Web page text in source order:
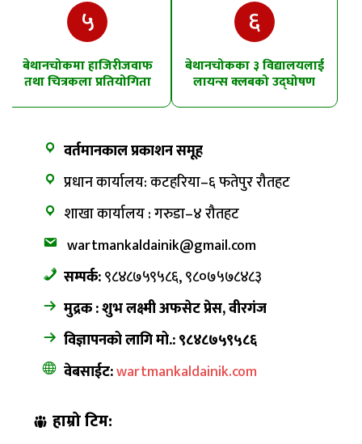
५
बेथानचोकमा हाजिरीजवाफ
तथा चित्रकला प्रतियोगिता
६
बेथानचोकका ३ विद्यालयलाई
लायन्स क्लबको उद्घोषण
वर्तमानकाल प्रकाशन समूह
प्रधान कार्यालय: कटहरिया–६ फतेपुर रौतहट
शाखा कार्यालय : गरुडा–४ रौतहट
wartmankaldainik@gmail.com
सम्पर्क:९८४८७५९५८६, ९८०७५७८४८३
मुद्रक : शुभ लक्ष्मी अफसेट प्रेस, वीरगंज
विज्ञापनको लागि मो.: ९८४८७५९५८६
वेबसाईट:wartmankaldainik.com
हाम्रो टिम: